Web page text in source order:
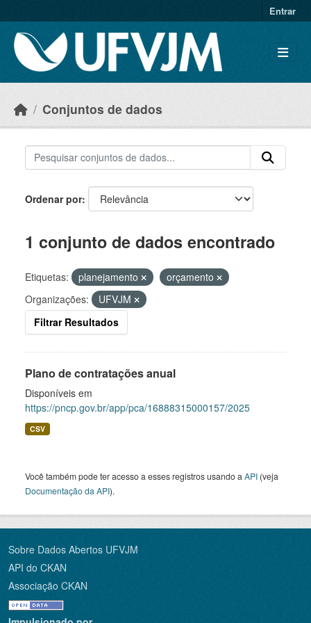
Entrar
Conjuntos de dados
Ordenar por
1 conjunto de dados encontrado
Etiquetas: planejamento
orçamento
Organizações:
UFVJM
Filtrar Resultados
Plano de contratações anual
Disponíveis em
https://pncp.gov.br/app/pca/16888315000157/2025
CSV
Você também pode ter acesso a esses registros usando a API (veja
Documentação da API).
Sobre Dados Abertos UFVJM
API do CKAN
Associação CKAN